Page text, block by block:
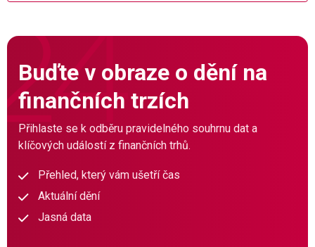
Buďte v obraze o dění na
finančních trzích
Přihlaste se k odběru pravidelného souhrnu dat a
klíčových událostí z finančních trhů.
Přehled, který vám ušetří čas
Aktuální dění
Jasná data